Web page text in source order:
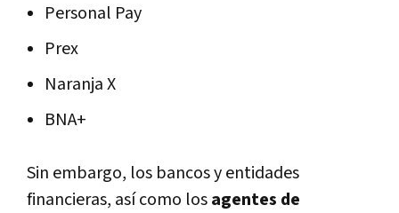
Personal Pay
Prex
Naranja X
BNA+
Sin embargo, los bancos y entidades
financieras, así como losagentes de